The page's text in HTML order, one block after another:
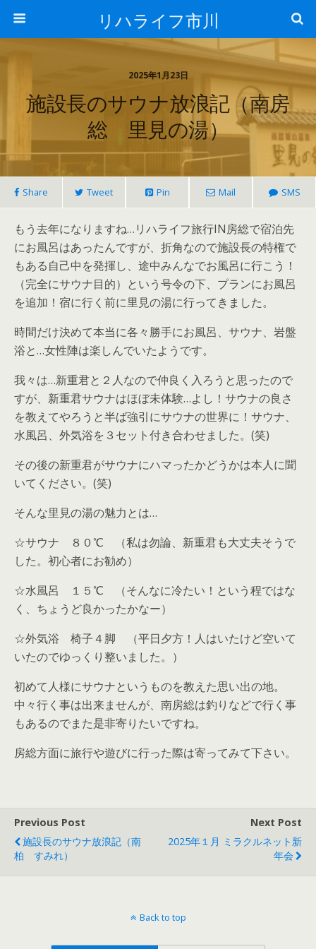
リハライフ市川
2025年1月23日
施設長のサウナ放浪記（南房
総 里見の湯）
Share Tweet Pin Mail SMS
もう去年になりますね…リハライフ旅行IN房総で宿泊先
にお風呂はあったんですが、折角なので施設長の特権で
もある自己中を発揮し、途中みんなでお風呂に行こう！
（完全にサウナ目的）という号令の下、プランにお風呂
を追加！宿に行く前に里見の湯に行ってきました。
時間だけ決めて本当に各々勝手にお風呂、サウナ、岩盤
浴と…女性陣は楽しんでいたようです。
我々は…新重君と２人なので仲良く入ろうと思ったので
すが、新重君サウナはほぼ未体験…よし！サウナの良さ
を教えてやろうと半ば強引にサウナの世界に！サウナ、
水風呂、外気浴を３セット付き合わせました。(笑)
その後の新重君がサウナにハマったかどうかは本人に聞
いてください。(笑)
そんな里見の湯の魅力とは…
☆サウナ ８０℃ （私は勿論、新重君も大丈夫そうで
した。初心者にお勧め）
☆水風呂 １５℃ （そんなに冷たい！という程ではな
く、ちょうど良かったかなー）
☆外気浴 椅子４脚 （平日夕方！人はいたけど空いて
いたのでゆっくり整いました。）
初めて人様にサウナというものを教えた思い出の地。
中々行く事は出来ませんが、南房総は釣りなどで行く事
もあるのでまた是非寄りたいですね。
房総方面に旅行や遊びに行った際は寄ってみて下さい。
Previous Post
施設長のサウナ放浪記（南
柏 すみれ）
Next Post
2025年１月 ミラクルネット新
年会
Back to top